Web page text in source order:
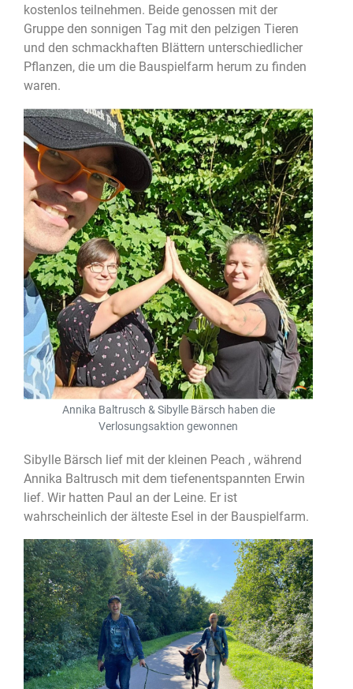
kostenlos teilnehmen. Beide genossen mit der
Gruppe den sonnigen Tag mit den pelzigen Tieren
und den schmackhaften Blättern unterschiedlicher
Pflanzen, die um die Bauspielfarm herum zu finden
waren.
Annika Baltrusch & Sibylle Bärsch haben die
Verlosungsaktion gewonnen
Sibylle Bärsch lief mit der kleinen Peach , während
Annika Baltrusch mit dem tiefenentspannten Erwin
lief. Wir hatten Paul an der Leine. Er ist
wahrscheinlich der älteste Esel in der Bauspielfarm.